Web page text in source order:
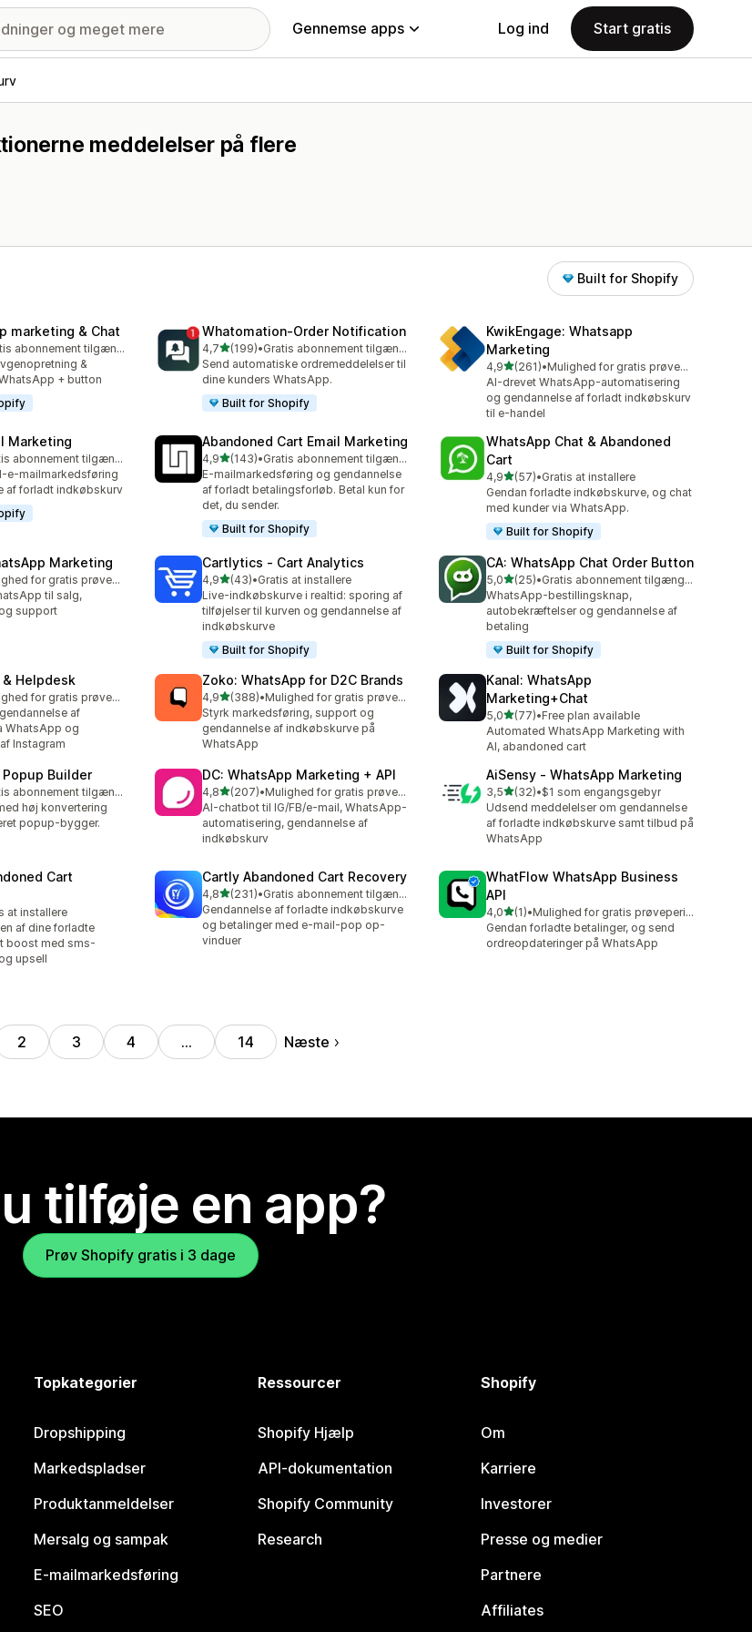
Gennemse apps Log ind Start gratis
meddelelser på flere
Built for Shopify
marketing & Chat
i alt
Gratis abonnement tilgængeligt
&
+ button
Whatomation‑Order Notification
4,7ud af 5 stjerner
(199)
199 anmeldelser i alt
•
Gratis abonnement tilgængeligt
Send automatiske ordremeddelelser til
dine kunders WhatsApp.
Built for Shopify
KwikEngage: Whatsapp
Marketing
4,9ud af 5 stjerner
(261)
261 anmeldelser i alt
•
Mulighed for gratis prøveperiode
AI-drevet WhatsApp-automatisering
og gendannelse af forladt indkøbskurv
til e-handel
Marketing
i alt
Gratis abonnement tilgængeligt
e-mailmarkedsføring
af forladt indkøbskurv
Abandoned Cart Email Marketing
4,9ud af 5 stjerner
(143)
143 anmeldelser i alt
•
Gratis abonnement tilgængeligt
E-mailmarkedsføring og gendannelse
af forladt betalingsforløb. Betal kun for
det, du sender.
Built for Shopify
WhatsApp Chat & Abandoned
Cart
4,9ud af 5 stjerner
(57)
57 anmeldelser i alt
•Gratis at installere
Gendan forladte indkøbskurve, og chat
med kunder via WhatsApp.
Built for Shopify
Marketing
i alt
Mulighed for gratis prøveperiode
til salg,
support
Cartlytics ‑ Cart Analytics
4,9ud af 5 stjerner
(43)
43 anmeldelser i alt
•Gratis at installere
Live-indkøbskurve i realtid: sporing af
tilføjelser til kurven og gendannelse af
indkøbskurve
Built for Shopify
CA: WhatsApp Chat Order Button
5,0ud af 5 stjerner
(25)
25 anmeldelser i alt
•
Gratis abonnement tilgængeligt
WhatsApp-bestillingsknap,
autobekræftelser og gendannelse af
betaling
Built for Shopify
& Helpdesk
i alt
Mulighed for gratis prøveperiode
af
WhatsApp og
Instagram
Zoko: WhatsApp for D2C Brands
4,9ud af 5 stjerner
(388)
388 anmeldelser i alt
•
Mulighed for gratis prøveperiode
Styrk markedsføring, support og
gendannelse af indkøbskurve på
WhatsApp
Kanal: WhatsApp
Marketing+Chat
5,0ud af 5 stjerner
(77)
77 anmeldelser i alt
•Free plan available
Automated WhatsApp Marketing with
AI, abandoned cart
Builder
i alt
Gratis abonnement tilgængeligt
høj konvertering
popup-bygger.
DC: WhatsApp Marketing + API
4,8ud af 5 stjerner
(207)
207 anmeldelser i alt
•
Mulighed for gratis prøveperiode
AI-chatbot til IG/FB/e-mail, WhatsApp-
automatisering, gendannelse af
indkøbskurv
AiSensy ‑ WhatsApp Marketing
3,5ud af 5 stjerner
(32)
32 anmeldelser i alt
•$1 som engangsgebyr
Udsend meddelelser om gendannelse
af forladte indkøbskurve samt tilbud på
WhatsApp
Cart
alt
at installere
af dine forladte
boost med sms-
upsell
Cartly Abandoned Cart Recovery
4,8ud af 5 stjerner
(231)
231 anmeldelser i alt
•
Gratis abonnement tilgængeligt
Gendannelse af forladte indkøbskurve
og betalinger med e-mail-pop op-
vinduer
WhatFlow WhatsApp Business
API
4,0ud af 5 stjerner
(1)
1 anmeldelser i alt
•
Mulighed for gratis prøveperiode
Gendan forladte betalinger, og send
ordreopdateringer på WhatsApp
2 3 4 … 14 Næste
tilføje en app?
Prøv Shopify gratis i 3 dage
Topkategorier
Dropshipping
Markedspladser
Produktanmeldelser
Mersalg og sampak
E-mailmarkedsføring
SEO
Ressourcer
Shopify Hjælp
API-dokumentation
Shopify Community
Research
Shopify
Om
Karriere
Investorer
Presse og medier
Partnere
Affiliates